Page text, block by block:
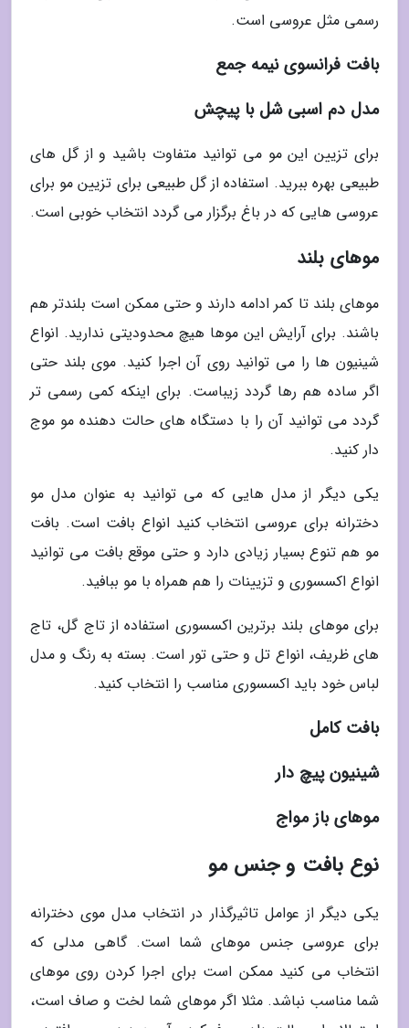
رسمی مثل عروسی است.
بافت فرانسوی نیمه جمع
مدل دم اسبی شل با پیچش
برای تزیین این مو می توانید متفاوت باشید و از گل های
طبیعی بهره ببرید. استفاده از گل طبیعی برای تزیین مو برای
عروسی هایی که در باغ برگزار می گردد انتخاب خوبی است.
موهای بلند
موهای بلند تا کمر ادامه دارند و حتی ممکن است بلندتر هم
باشند. برای آرایش این موها هیچ محدودیتی ندارید. انواع
شینیون ها را می توانید روی آن اجرا کنید. موی بلند حتی
اگر ساده هم رها گردد زیباست. برای اینکه کمی رسمی تر
گردد می توانید آن را با دستگاه های حالت دهنده مو موج
دار کنید.
یکی دیگر از مدل هایی که می توانید به عنوان مدل مو
دخترانه برای عروسی انتخاب کنید انواع بافت است. بافت
مو هم تنوع بسیار زیادی دارد و حتی موقع بافت می توانید
انواع اکسسوری و تزیینات را هم همراه با مو ببافید.
برای موهای بلند برترین اکسسوری استفاده از تاج گل، تاج
های ظریف، انواع تل و حتی تور است. بسته به رنگ و مدل
لباس خود باید اکسسوری مناسب را انتخاب کنید.
بافت کامل
شینیون پیچ دار
موهای باز مواج
نوع بافت و جنس مو
یکی دیگر از عوامل تاثیرگذار در انتخاب مدل موی دخترانه
برای عروسی جنس موهای شما است. گاهی مدلی که
انتخاب می کنید ممکن است برای اجرا کردن روی موهای
شما مناسب نباشد. مثلا اگر موهای شما لخت و صاف است،